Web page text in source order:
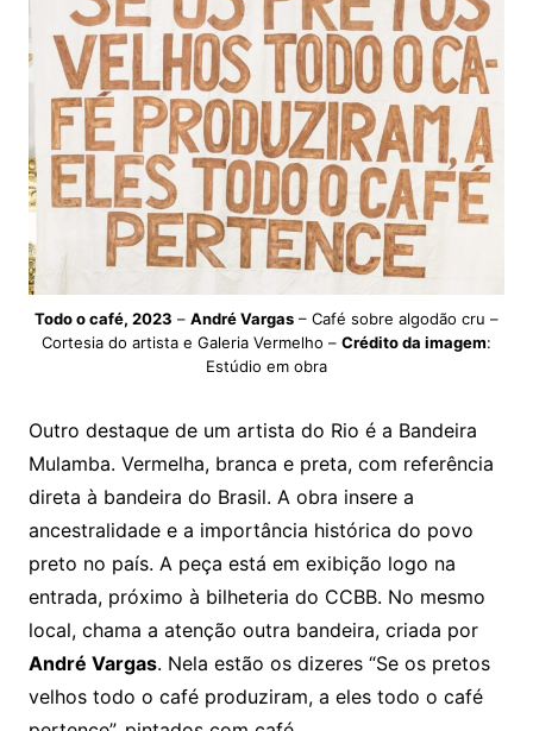
Todo o café, 2023 – André Vargas– Café sobre algodão cru –
Cortesia do artista e Galeria Vermelho – Crédito da imagem:
Estúdio em obra
Outro destaque de um artista do Rio é a Bandeira
Mulamba. Vermelha, branca e preta, com referência
direta à bandeira do Brasil. A obra insere a
ancestralidade e a importância histórica do povo
preto no país. A peça está em exibição logo na
entrada, próximo à bilheteria do CCBB. No mesmo
local, chama a atenção outra bandeira, criada por
André Vargas. Nela estão os dizeres “Se os pretos
velhos todo o café produziram, a eles todo o café